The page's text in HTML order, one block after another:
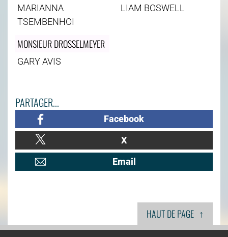
MARIANNA
TSEMBENHOI
LIAM BOSWELL
MONSIEUR DROSSELMEYER
GARY AVIS
PARTAGER...
Facebook
X
Email
HAUT DE PAGE ↑